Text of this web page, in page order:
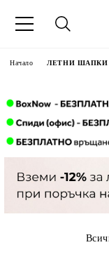
Начало ЛЕТНИ ШАПКИ